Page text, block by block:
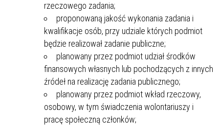
rzeczowego zadania;
proponowaną jakość wykonania zadania i
kwalifikacje osób, przy udziale których podmiot
będzie realizował zadanie publiczne;
planowany przez podmiot udział środków
finansowych własnych lub pochodzących z innych
źródeł na realizację zadania publicznego;
planowany przez podmiot wkład rzeczowy,
osobowy, w tym świadczenia wolontariuszy i
pracę społeczną członków;